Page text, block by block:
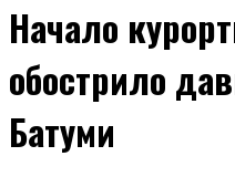
Начало
обострило
Батуми